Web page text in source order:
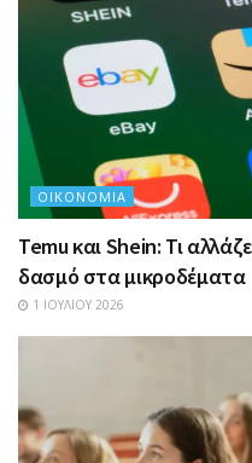
ΟΙΚΟΝΟΜΊΑ
Temu και Shein: Τι
δασμό στα μικροδέματα
1 ΙΟΥΛΊΟΥ 2026